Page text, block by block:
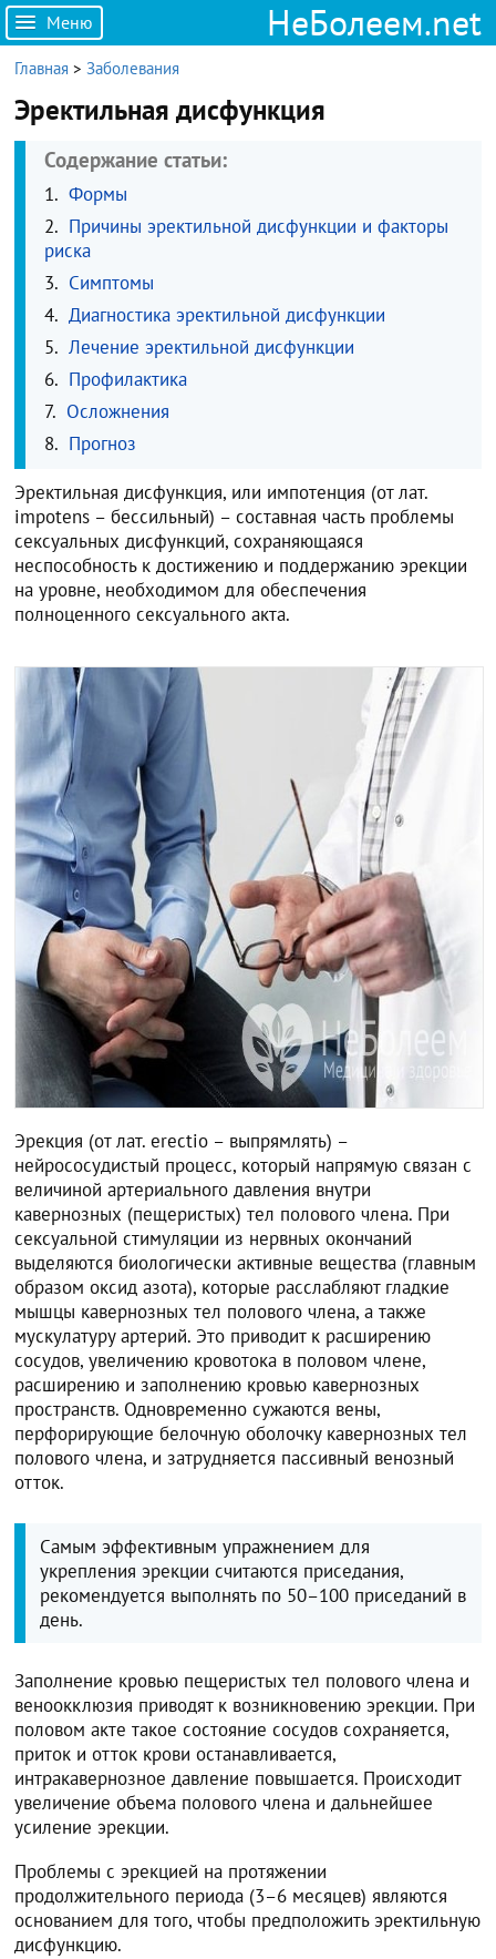
Меню НеБолеем.net
Главная >Заболевания
Эректильная дисфункция
Содержание статьи:
Формы
Причины эректильной дисфункции и факторы
риска
Симптомы
Диагностика эректильной дисфункции
Лечение эректильной дисфункции
Профилактика
Осложнения
Прогноз
Эректильная дисфункция, или импотенция (от лат.
impotens – бессильный) – составная часть проблемы
сексуальных дисфункций, сохраняющаяся
неспособность к достижению и поддержанию эрекции
на уровне, необходимом для обеспечения
полноценного сексуального акта.
Эрекция (от лат. erectio – выпрямлять) –
нейрососудистый процесс, который напрямую связан с
величиной артериального давления внутри
кавернозных (пещеристых) тел полового члена. При
сексуальной стимуляции из нервных окончаний
выделяются биологически активные вещества (главным
образом оксид азота), которые расслабляют гладкие
мышцы кавернозных тел полового члена, а также
мускулатуру артерий. Это приводит к расширению
сосудов, увеличению кровотока в половом члене,
расширению и заполнению кровью кавернозных
пространств. Одновременно сужаются вены,
перфорирующие белочную оболочку кавернозных тел
полового члена, и затрудняется пассивный венозный
отток.
Самым эффективным упражнением для
укрепления эрекции считаются приседания,
рекомендуется выполнять по 50–100 приседаний в
день.
Заполнение кровью пещеристых тел полового члена и
веноокклюзия приводят к возникновению эрекции. При
половом акте такое состояние сосудов сохраняется,
приток и отток крови останавливается,
интракавернозное давление повышается. Происходит
увеличение объема полового члена и дальнейшее
усиление эрекции.
Проблемы с эрекцией на протяжении
продолжительного периода (3–6 месяцев) являются
основанием для того, чтобы предположить эректильную
дисфункцию.